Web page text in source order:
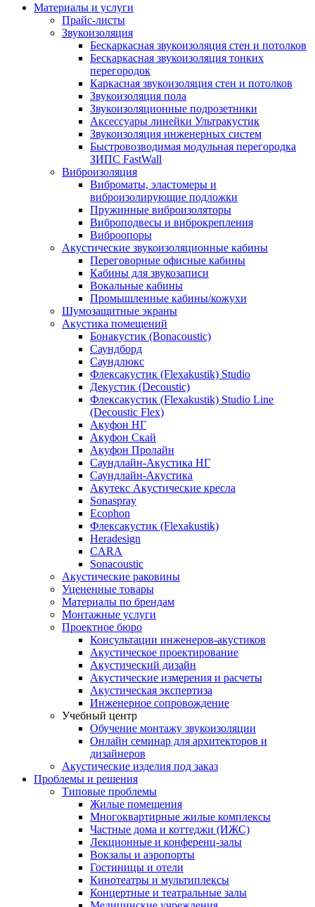
Материалы и услуги
Прайс-листы
Звукоизоляция
Бескаркасная звукоизоляция стен и потолков
Бескаркасная звукоизоляция тонких
перегородок
Каркасная звукоизоляция стен и потолков
Звукоизоляция пола
Звукоизоляционные подрозетники
Аксессуары линейки Ультракустик
Звукоизоляция инженерных систем
Быстровозводимая модульная перегородка
ЗИПС FastWall
Виброизоляция
Виброматы, эластомеры и
виброизолирующие подложки
Пружинные виброизоляторы
Виброподвесы и виброкрепления
Виброопоры
Акустические звукоизоляционные кабины
Переговорные офисные кабины
Кабины для звукозаписи
Вокальные кабины
Промышленные кабины/кожухи
Шумозащитные экраны
Акустика помещений
Бонакустик (Bonacoustic)
Саундборд
Саундлюкс
Флексакустик (Flexakustik) Studio
Декустик (Decoustic)
Флексакустик (Flexakustik) Studio Line
(Decoustic Flex)
Акуфон НГ
Акуфон Скай
Акуфон Пролайн
Саундлайн-Акустика НГ
Саундлайн-Акустика
Акутекс Акустические кресла
Sonaspray
Ecophon
Флексакустик (Flexakustik)
Heradesign
CARA
Sonacoustic
Акустические раковины
Уцененные товары
Материалы по брендам
Монтажные услуги
Проектное бюро
Консультации инженеров-акустиков
Акустическое проектирование
Акустический дизайн
Акустические измерения и расчеты
Акустическая экспертиза
Инженерное сопровождение
Учебный центр
Обучение монтажу звукоизоляции
Онлайн семинар для архитекторов и
дизайнеров
Акустические изделия под заказ
Проблемы и решения
Типовые проблемы
Жилые помещения
Многоквартирные жилые комплексы
Частные дома и коттеджи (ИЖС)
Лекционные и конференц-залы
Вокзалы и аэропорты
Гостиницы и отели
Кинотеатры и мультиплексы
Концертные и театральные залы